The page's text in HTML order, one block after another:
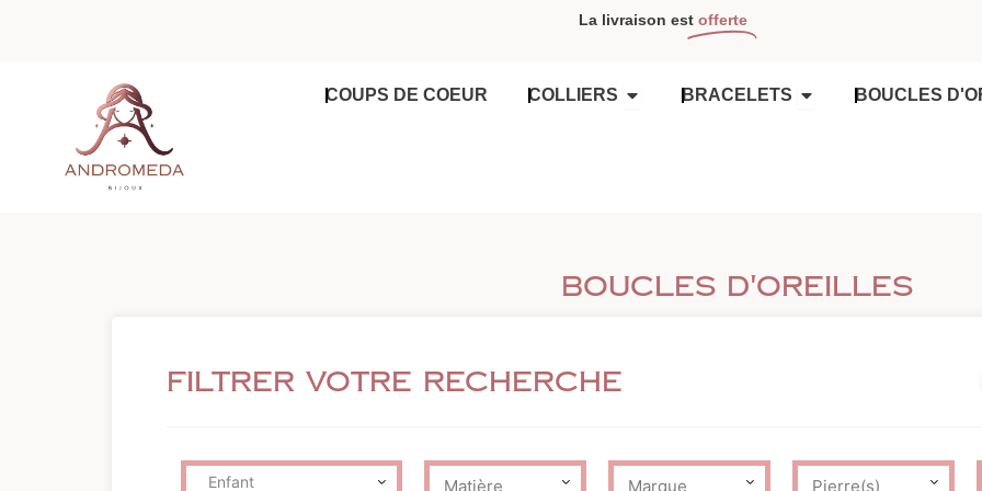
La livraison est offerte
COUPS DE COEUR COLLIERS OUVRIR COLLIERS
BRACELETS OUVRIR BRACELETS
BOUCLES
Boucles d'oreilles
Filtrer votre recherche
Enfant